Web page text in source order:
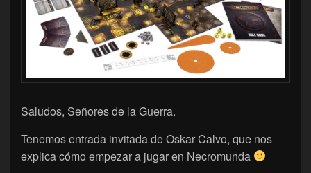
Saludos, Señores de la Guerra.
Tenemos entrada invitada de Oskar Calvo, que nos
explica cómo empezar a jugar en Necromunda